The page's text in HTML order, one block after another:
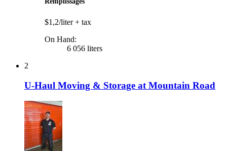
$1,2/liter+ tax
On Hand:
6 056 liters
2
U-Haul Moving & Storage at Mountain Road